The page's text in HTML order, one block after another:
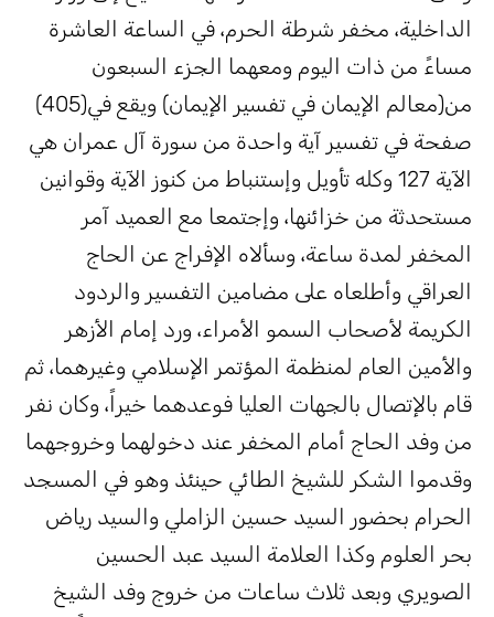
مخفر شرطة الحرم، في الساعة العاشرة
من ذات اليوم ومعهما الجزء السبعون
من(معالم الإيمان في تفسير الإيمان) ويقع في(405)
في تفسير آية واحدة من سورة آل عمران هي
الآية 127 وكله تأويل وإستنباط من كنوز الآية وقوانين
من خزائنها، وإجتمعا مع العميد آمر
لمدة ساعة، وسألاه الإفراج عن الحاج
وأطلعاه على مضامين التفسير والردود
لأصحاب السمو الأمراء، ورد إمام الأزهر
العام لمنظمة المؤتمر الإسلامي وغيرهما، ثم
بالإتصال بالجهات العليا فوعدهما خيراً، وكان نفر
وفد الحاج أمام المخفر عند دخولهما وخروجهما
الشكر للشيخ الطائي حينئذ وهو في المسجد
بحضور السيد حسين الزاملي والسيد رياض
العلوم وكذا العلامة السيد عبد الحسين
وبعد ثلاث ساعات من خروج وفد الشيخ